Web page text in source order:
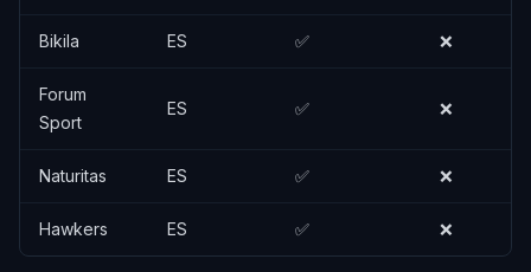
Bikila ES ✅ ❌
Forum
Sport
ES ✅ ❌
Naturitas ES ✅ ❌
Hawkers ES ✅ ❌